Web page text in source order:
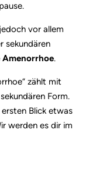
vor allem
sekundären
.
zählt mit
Form.
Blick etwas
werden es dir im